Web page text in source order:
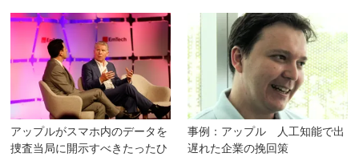
アップルがスマホ内のデータを
捜査当局に開示すべきたったひ
事例：アップル 人工知能で出
遅れた企業の挽回策